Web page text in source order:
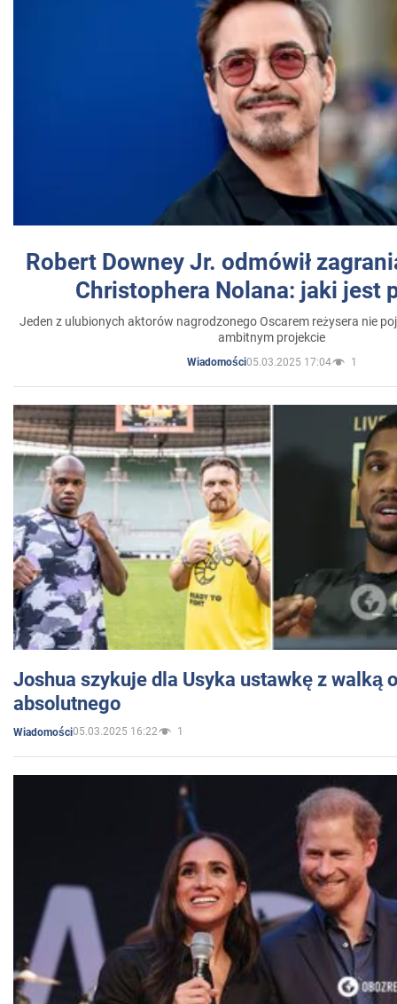
Robert Downey Jr. odmówił
Christophera Nolana: jaki jest
Jeden z ulubionych aktorów nagrodzonego Oscarem reżysera nie
ambitnym projekcie
Wiadomości05.03.2025 17:04 1
Joshua szykuje dla Usyka ustawkę z walką
absolutnego
Wiadomości05.03.2025 16:22 1